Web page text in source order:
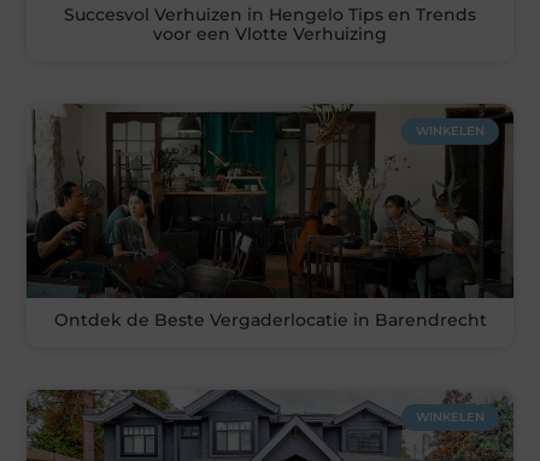
Succesvol Verhuizen in Hengelo Tips en Trends
voor een Vlotte Verhuizing
WINKELEN
Ontdek de Beste Vergaderlocatie in Barendrecht
WINKELEN